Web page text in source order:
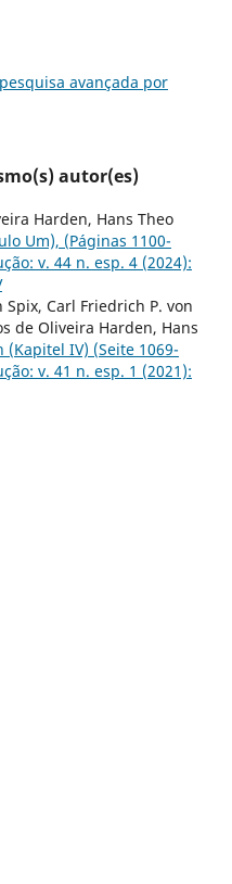
avançada por
autor(es)
Harden, Hans Theo
Um), (Páginas 1100-
v. 44 n. esp. 4 (2024):
Spix, Carl Friedrich P. von
de Oliveira Harden, Hans
(Kapitel IV) (Seite 1069-
v. 41 n. esp. 1 (2021):